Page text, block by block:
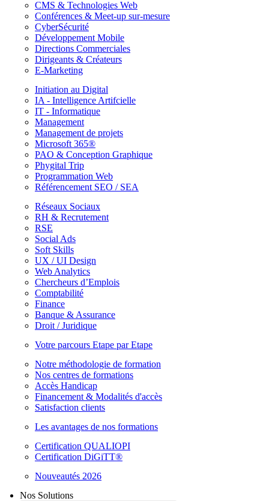
CMS & Technologies Web
Conférences & Meet-up sur-mesure
CyberSécurité
Développement Mobile
Directions Commerciales
Dirigeants & Créateurs
E-Marketing
Initiation au Digital
IA - Intelligence Artifcielle
IT - Informatique
Management
Management de projets
Microsoft 365®
PAO & Conception Graphique
Phygital Trip
Programmation Web
Référencement SEO / SEA
Réseaux Sociaux
RH & Recrutement
RSE
Social Ads
Soft Skills
UX / UI Design
Web Analytics
Chercheurs d’Emplois
Comptabilité
Finance
Banque & Assurance
Droit / Juridique
Votre parcours Etape par Etape
Notre méthodologie de formation
Nos centres de formations
Accès Handicap
Financement & Modalités d'accès
Satisfaction clients
Les avantages de nos formations
Certification QUALIOPI
Certification DiGiTT®
Nouveautés 2026
Nos Solutions